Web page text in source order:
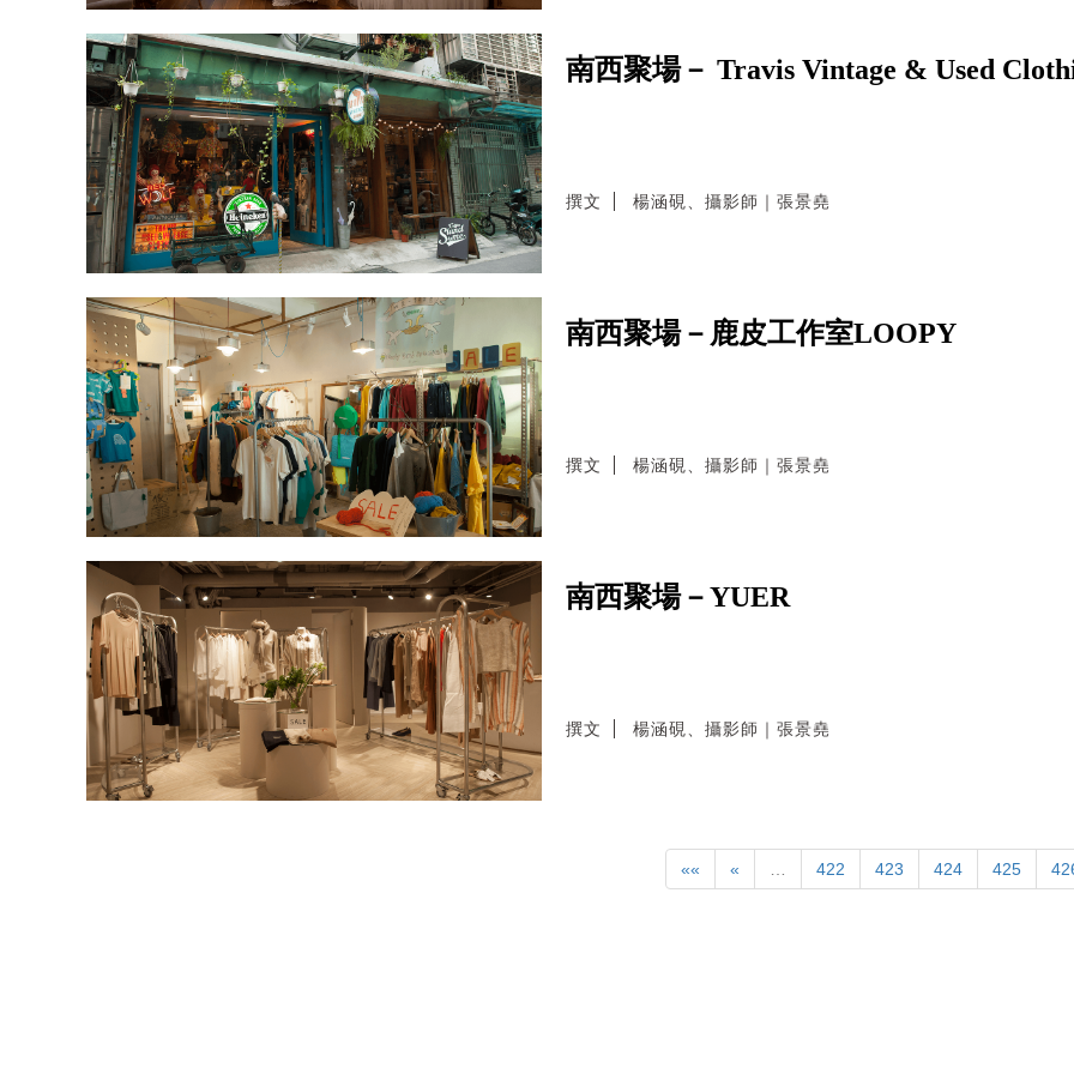
南西聚場－ Travis Vintage & Used
撰文 楊涵硯、攝影師｜張景堯
南西聚場－鹿皮工作室LOOPY
撰文 楊涵硯、攝影師｜張景堯
南西聚場－YUER
撰文 楊涵硯、攝影師｜張景堯
«« « … 422 423 424 425